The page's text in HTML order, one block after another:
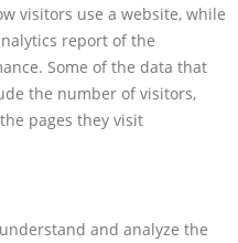
visitors use a website, while
report of the
Some of the data that
the number of visitors,
pages they visit
and analyze the